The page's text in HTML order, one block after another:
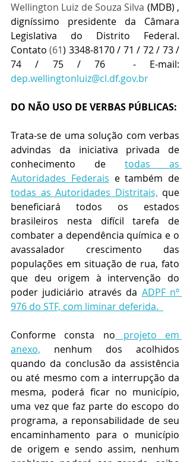
Wellington Luiz de Souza Silva (MDB) ,
digníssimo presidente da Câmara
Legislativa do Distrito Federal.
Contato (61) 3348-8170 / 71 / 72 / 73 /
dep.wellingtonluiz@cl.df.gov.br
DO NÃO USO DE VERBAS PÚBLICAS:
Trata-se de uma solução com verbas
advindas da iniciativa privada de
conhecimento de todas as
Autoridades Federais
todas as Autoridades Distritais, que
beneficiará todos os estados
brasileiros nesta difícil tarefa de
combater a dependência química e o
avassalador crescimento das
populações em situação de rua, fato
que deu origem à intervenção do
poder judiciário através da ADPF nº
976 do STF, com liminar deferida.
Conforme consta no projeto em
anexo, nenhum dos acolhidos
quando da conclusão da assistência
ou até mesmo com a interrupção da
mesma, poderá ficar no município,
uma vez que faz parte do escopo do
programa, a reponsabilidade de seu
encaminhamento para o município
de origem e sendo assim, nenhum